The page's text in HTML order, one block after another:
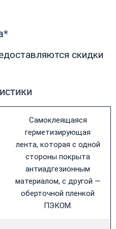
скидки
Самоклеящаяся
герметизирующая
лента, которая с одной
стороны покрыта
антиадгезионным
материалом, с другой —
оберточной пленкой
ПЭКОМ.